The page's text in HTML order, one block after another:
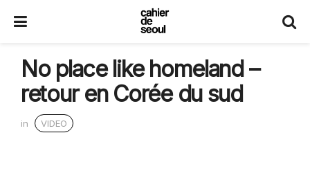
No place like homeland –
retour en Corée du sud
in VIDEO